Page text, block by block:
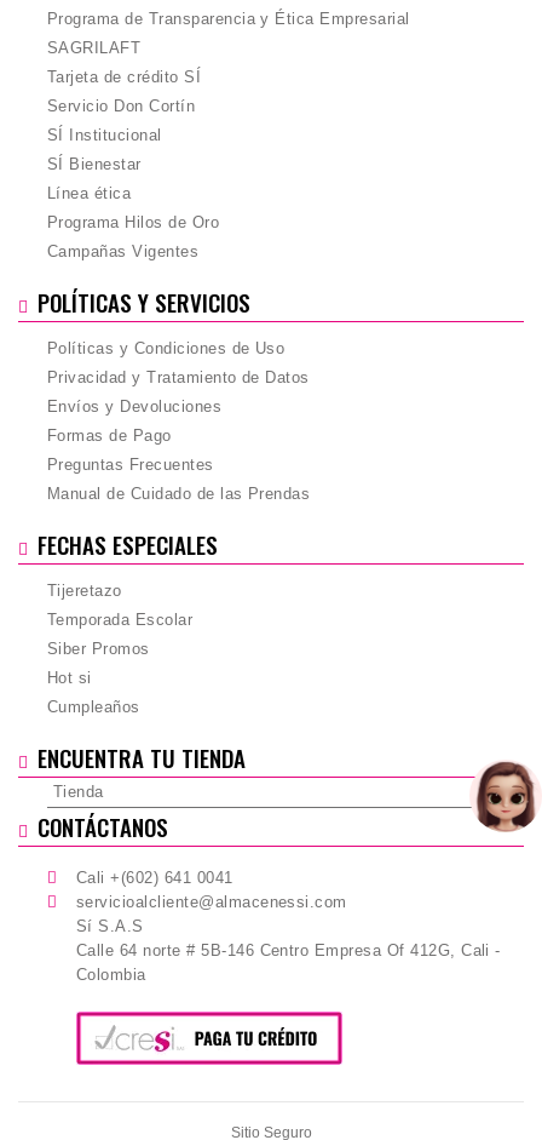
Programa de Transparencia y Ética Empresarial
SAGRILAFT
Tarjeta de crédito SÍ
Servicio Don Cortín
SÍ Institucional
SÍ Bienestar
Línea ética
Programa Hilos de Oro
Campañas Vigentes
POLÍTICAS Y SERVICIOS
Políticas y Condiciones de Uso
Privacidad y Tratamiento de Datos
Envíos y Devoluciones
Formas de Pago
Preguntas Frecuentes
Manual de Cuidado de las Prendas
FECHAS ESPECIALES
Tijeretazo
Temporada Escolar
Siber Promos
Hot si
Cumpleaños
ENCUENTRA TU TIENDA
Tienda
CONTÁCTANOS
Cali +(602) 641 0041
servicioalcliente@almacenessi.com
Sí S.A.S
Calle 64 norte # 5B-146 Centro Empresa Of 412G, Cali -
Colombia
Sitio Seguro